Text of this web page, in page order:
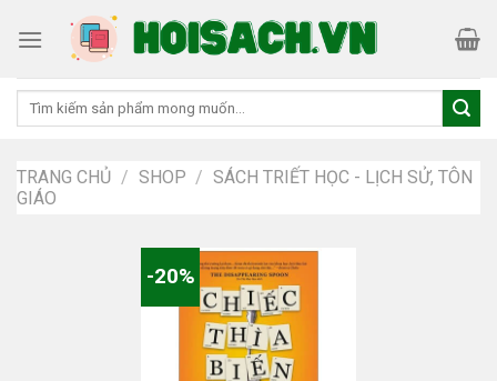
Tìm
TRANG CHỦ / SHOP / SÁCH TRIẾT HỌC - LỊCH SỬ, TÔN
GIÁO
-20%